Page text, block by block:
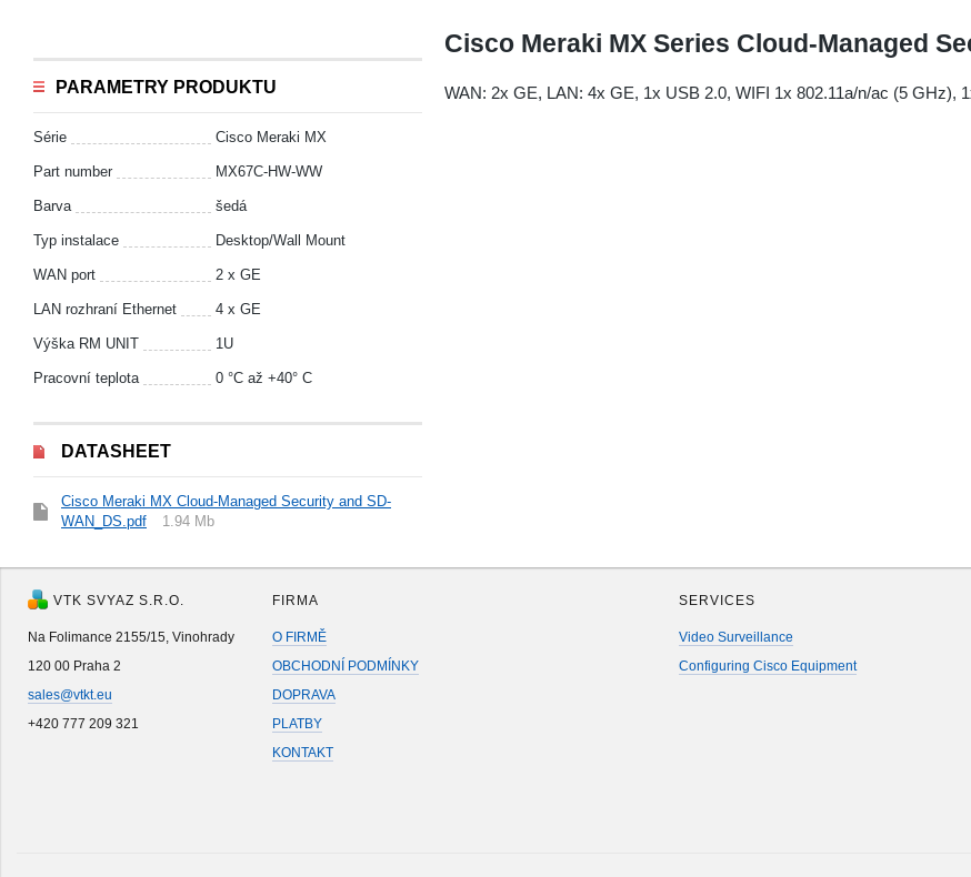
PARAMETRY PRODUKTU
Série Cisco Meraki MX
Part number MX67C-HW-WW
Barva šedá
Typ instalace Desktop/Wall Mount
WAN port 2 x GE
LAN rozhraní Ethernet 4 x GE
Výška RM UNIT 1U
Pracovní teplota 0 °C až +40° C
DATASHEET
Cisco Meraki MX Cloud-Managed Security and SD-
WAN_DS.pdf
1.94 Mb
Cisco Meraki MX Series Cloud-Managed
WAN: 2x GE, LAN: 4x GE, 1x USB 2.0, WIFI 1x 802.11a/n/ac (5 GHz),
VTK SVYAZ S.R.O.
Na Folimance 2155/15, Vinohrady
120 00 Praha 2
sales@vtkt.eu
+420 777 209 321
FIRMA
O FIRMĚ
OBCHODNÍ PODMÍNKY
DOPRAVA
PLATBY
KONTAKT
SERVICES
Video Surveillance
Configuring Cisco Equipment